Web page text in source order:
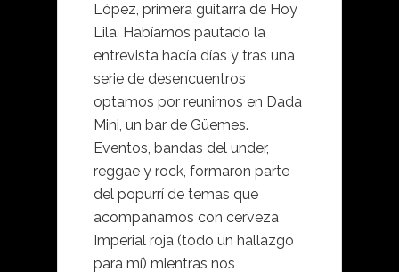
López, primera guitarra de Hoy
Lila. Habíamos pautado la
entrevista hacía días y tras una
serie de desencuentros
optamos por reunirnos en Dada
Mini, un bar de Güemes.
Eventos, bandas del under,
reggae y rock, formaron parte
del popurrí de temas que
acompañamos con cerveza
Imperial roja (todo un hallazgo
para mí) mientras nos